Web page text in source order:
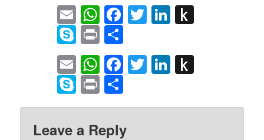
EmailWhatsApp
Facebook
TwitterLinkedIn
Skype
Print
EmailWhatsApp
Facebook
TwitterLinkedIn
Kindle
Skype
Print
Leave a Reply